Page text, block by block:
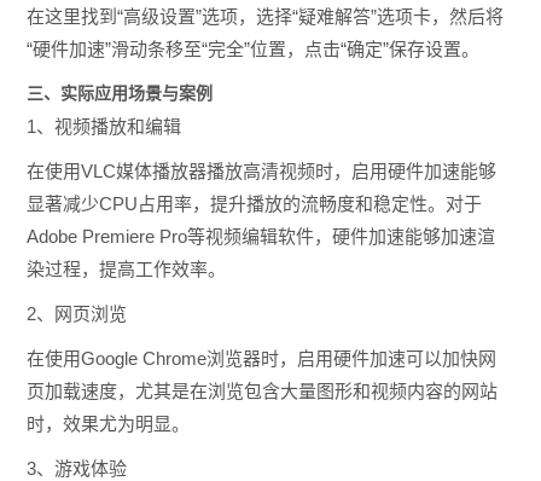
在这里找到“高级设置”选项，选择“疑难解答”选项卡，然后将
“硬件加速”滑动条移至“完全”位置，点击“确定”保存设置。
三、实际应用场景与案例
1、视频播放和编辑
在使用VLC媒体播放器播放高清视频时，启用硬件加速能够
显著减少CPU占用率，提升播放的流畅度和稳定性。对于
Adobe Premiere Pro等视频编辑软件，硬件加速能够加速渲
染过程，提高工作效率。
2、网页浏览
在使用Google Chrome浏览器时，启用硬件加速可以加快网
页加载速度，尤其是在浏览包含大量图形和视频内容的网站
时，效果尤为明显。
3、游戏体验